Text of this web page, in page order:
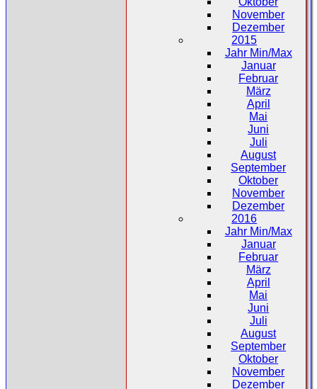
November
Dezember
2015
Jahr Min/Max
Januar
Februar
März
April
Mai
Juni
Juli
August
September
Oktober
November
Dezember
2016
Jahr Min/Max
Januar
Februar
März
April
Mai
Juni
Juli
August
September
Oktober
November
Dezember